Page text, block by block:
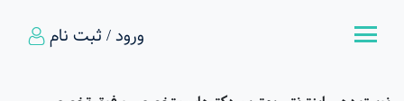
ورود / ثبت نام